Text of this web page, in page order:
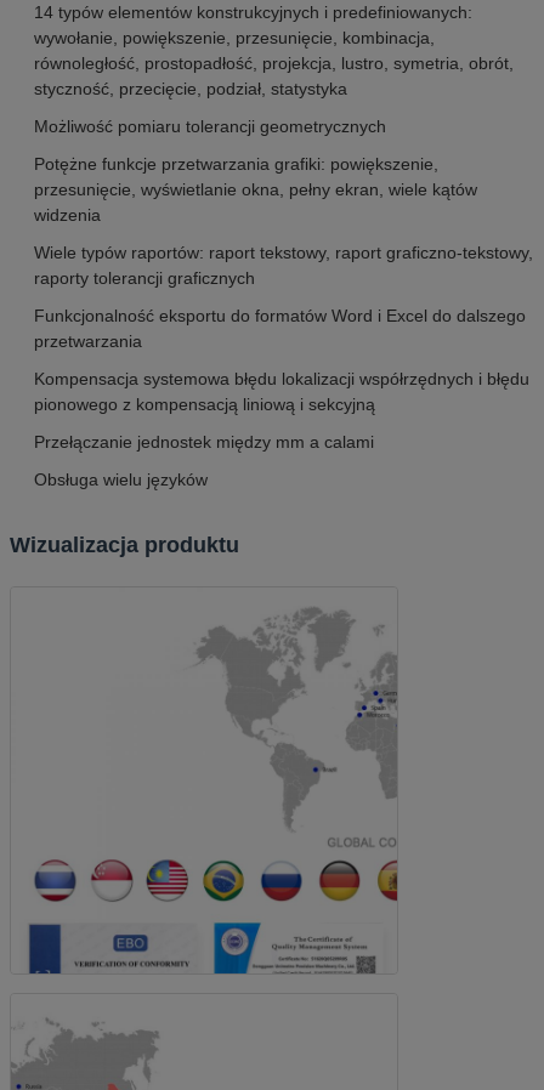
14 typów elementów konstrukcyjnych i predefiniowanych:
wywołanie, powiększenie, przesunięcie, kombinacja,
równoległość, prostopadłość, projekcja, lustro, symetria, obrót,
styczność, przecięcie, podział, statystyka
Możliwość pomiaru tolerancji geometrycznych
Potężne funkcje przetwarzania grafiki: powiększenie,
przesunięcie, wyświetlanie okna, pełny ekran, wiele kątów
widzenia
Wiele typów raportów: raport tekstowy, raport graficzno-tekstowy,
raporty tolerancji graficznych
Funkcjonalność eksportu do formatów Word i Excel do dalszego
przetwarzania
Kompensacja systemowa błędu lokalizacji współrzędnych i błędu
pionowego z kompensacją liniową i sekcyjną
Przełączanie jednostek między mm a calami
Obsługa wielu języków
Wizualizacja produktu